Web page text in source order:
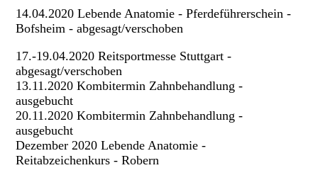
14.04.2020 Lebende Anatomie - Pferdeführerschein -
Bofsheim - abgesagt/verschoben
17.-19.04.2020 Reitsportmesse Stuttgart -
abgesagt/verschoben
13.11.2020 Kombitermin Zahnbehandlung -
ausgebucht
20.11.2020 Kombitermin Zahnbehandlung -
ausgebucht
Dezember 2020 Lebende Anatomie -
Reitabzeichenkurs - Robern